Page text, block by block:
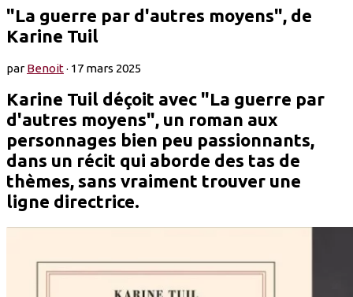
"La guerre par d'autres moyens", de
Karine Tuil
parBenoit· 17 mars 2025
Karine Tuil déçoit avec "La guerre par
d'autres moyens", un roman aux
personnages bien peu passionnants,
dans un récit qui aborde des tas de
thèmes, sans vraiment trouver une
ligne directrice.